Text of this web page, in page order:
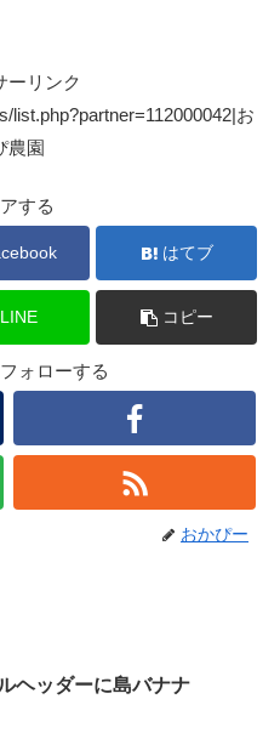
ーリンク
list.php?partner=112000042|お
農園
する
はてブ
LINE コピー
ォローする
おかぴー
ヘッダーに島バナナ